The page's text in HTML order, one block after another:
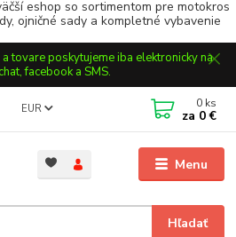
eshop so sortimentom pre motokros
ojničné sady a kompletné vybavenie
tovare poskytujeme iba elektronicky na
facebook a SMS.
Menu
EUR
Hľadať
0 ks
za 0 €